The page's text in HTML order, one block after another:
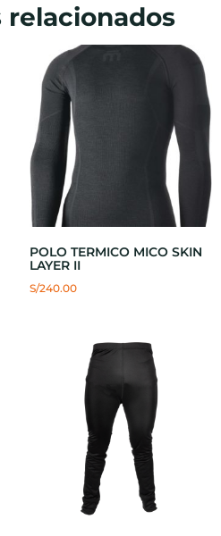
POLO TERMICO MICO SKIN
LAYER II
S/240.00